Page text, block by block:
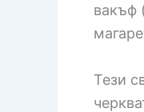
вакъф
Тези